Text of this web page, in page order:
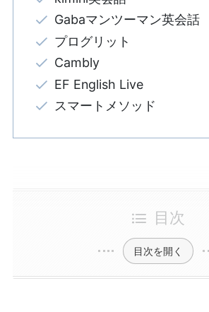
Gabaマンツーマン英会話
プログリット
Cambly
EF English Live
スマートメソッド
目次
目次を開く